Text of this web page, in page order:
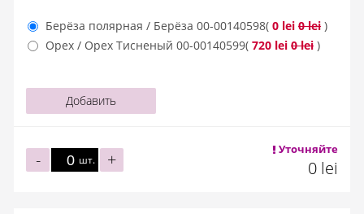
Берёза полярная / Берёза 00-00140598( 0 lei 0 lei )
Орех / Орех Тисненый 00-00140599( 720 lei 0 lei )
Добавить
шт. +
- Уточняйте
0 lei